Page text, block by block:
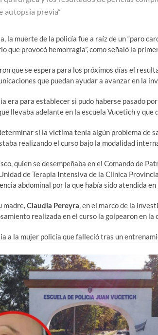
autopsia previa”
la muerte de la policía fue a raíz de un “paro
que provocó hemorragia”, como señaló la
que se espera para los próximos días el
que puedan ayudar a avanzar en la
era para establecer si pudo haberse pasado
llevaba adelante en la escuela Vucetich y que
si la víctima tenía algún problema de
realizando el curso bajo la modalidad
quien se desempeñaba en el Comando de
de Terapia Intensiva de la Clínica
abdominal por la que había sido atendida
madre,Claudia Pereyra, en el marco de la
realizada en el curso la golpearon en